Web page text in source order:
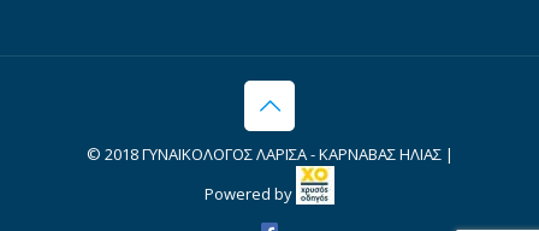
© 2018 ΓΥΝΑΙΚΟΛΟΓΟΣ ΛΑΡΙΣΑ - ΚΑΡΝΑΒΑΣ ΗΛΙΑΣ |
Powered by